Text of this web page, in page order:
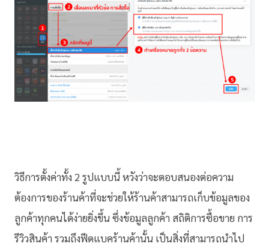
วิธีการตั้งค่าทั้ง 2 รูปแบบนี้ หวังว่าจะตอบสนองต่อความ
ต้องการของร้านค้าที่จะช่วยให้ร้านค้าสามารถเก็บข้อมูลของ
ลูกค้าทุกคนได้ง่ายยิ่งขึ้น ซึ่งข้อมูลลูกค้า สถิติการซื้อขาย การ
รีวิวสินค้า รวมถึงฟีดแบคร้านค้านั้น เป็นสิ่งที่สามารถนำไป